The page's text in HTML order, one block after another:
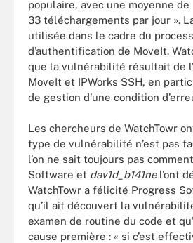
populaire, avec une moyenne de
33 téléchargements par jour ».
utilisée dans le cadre du
d’authentification de MoveIt.
que la vulnérabilité résultait de
MoveIt et IPWorks SSH, en
de gestion d’une condition
Les chercheurs de WatchTowr
type de vulnérabilité n’est pas
l’on ne sait toujours pas
Software et dav1d_b141nel’ont
WatchTowr a félicité Progress
qu’il ait découvert la
examen de routine du code et
cause première : « si c’est